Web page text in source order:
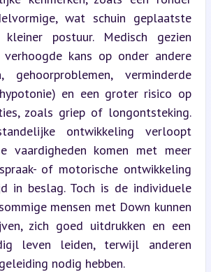
wat schuin geplaatste
postuur. Medisch gezien
verhoogde kans op onder andere
gehoorproblemen, verminderde
en een groter risico op
zoals griep of longontsteking.
ontwikkeling verloopt
vaardigheden komen met meer
of motorische ontwikkeling
in beslag. Toch is de individuele
mensen met Down kunnen
zich goed uitdrukken en een
leven leiden, terwijl anderen
nodig hebben.